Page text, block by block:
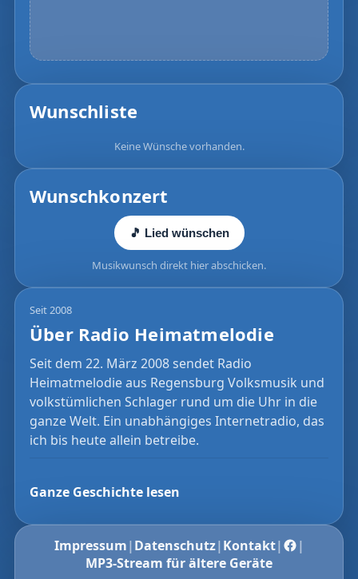
Wunschliste
Keine Wünsche vorhanden.
Wunschkonzert
🎵 Lied wünschen
Musikwunsch direkt hier abschicken.
Seit 2008
Über Radio Heimatmelodie
Seit dem 22. März 2008 sendet Radio
Heimatmelodie aus Regensburg Volksmusik und
volkstümlichen Schlager rund um die Uhr in die
ganze Welt. Ein unabhängiges Internetradio, das
ich bis heute allein betreibe.
Ganze Geschichte lesen
Impressum|Datenschutz|Kontakt|
|
MP3-Stream für ältere Geräte